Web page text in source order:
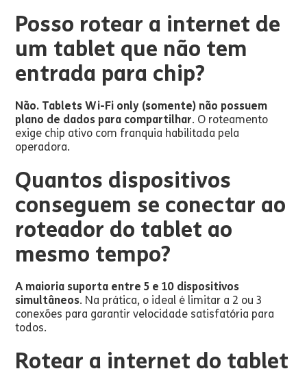
Posso rotear a internet de
um tablet que não tem
entrada para chip?
Não. Tablets Wi-Fi only (somente) não possuem
plano de dados para compartilhar. O roteamento
exige chip ativo com franquia habilitada pela
operadora.
Quantos dispositivos
conseguem se conectar ao
roteador do tablet ao
mesmo tempo?
A maioria suporta entre 5 e 10 dispositivos
simultâneos. Na prática, o ideal é limitar a 2 ou 3
conexões para garantir velocidade satisfatória para
todos.
Rotear a internet do tablet